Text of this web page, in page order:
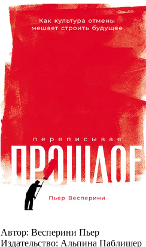
Автор: Весперини Пьер
Издательство: Альпина Паблишер